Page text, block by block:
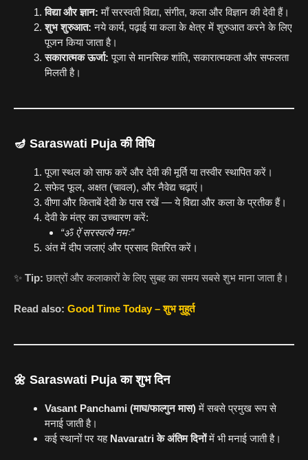
विद्या और ज्ञान: माँ सरस्वती विद्या, संगीत, कला और विज्ञान की देवी हैं।
शुभ शुरुआत: नये कार्य, पढ़ाई या कला के क्षेत्र में शुरुआत करने के लिए
पूजन किया जाता है।
सकारात्मक ऊर्जा: पूजा से मानसिक शांति, सकारात्मकता और सफलता
मिलती है।
🪔 Saraswati Puja की विधि
पूजा स्थल को साफ करें और देवी की मूर्ति या तस्वीर स्थापित करें।
सफेद फूल, अक्षत (चावल), और नैवेद्य चढ़ाएं।
वीणा और किताबें देवी के पास रखें — ये विद्या और कला के प्रतीक हैं।
देवी के मंत्र का उच्चारण करें:
“ॐ ऐं सरस्वत्यै नमः”
अंत में दीप जलाएं और प्रसाद वितरित करें।
✨ Tip: छात्रों और कलाकारों के लिए सुबह का समय सबसे शुभ माना जाता है।
Read also: Good Time Today – शुभ मुहूर्त
🌼 Saraswati Puja का शुभ दिन
Vasant Panchami (माघ/फाल्गुन मास)में सबसे प्रमुख रूप से
मनाई जाती है।
कई स्थानों पर यह Navaratri के अंतिम दिनोंमें भी मनाई जाती है।